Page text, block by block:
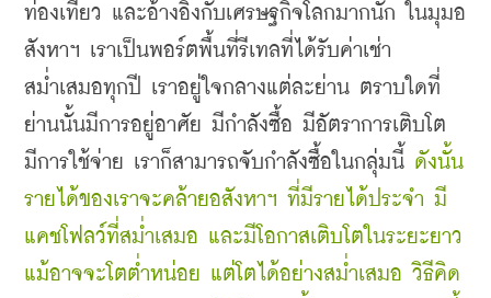
ท่องเที่ยว และอ้างอิงกับเศรษฐกิจโลกมากนัก ในมุมอ
สังหาฯ เราเป็นพอร์ตพื้นที่รีเทลที่ได้รับค่าเช่า
สม่ำเสมอทุกปี เราอยู่ใจกลางแต่ละย่าน ตราบใดที่
ย่านนั้นมีการอยู่อาศัย มีกำลังซื้อ มีอัตราการเติบโต
มีการใช้จ่าย เราก็สามารถจับกำลังซื้อในกลุ่มนี้ ดังนั้น
รายได้ของเราจะคล้ายอสังหาฯ ที่มีรายได้ประจำ มี
แคชโฟลว์ที่สม่ำเสมอ และมีโอกาสเติบโตในระยะยาว
แม้อาจจะโตต่ำหน่อย แต่โตได้อย่างสม่ำเสมอ วิธีคิด